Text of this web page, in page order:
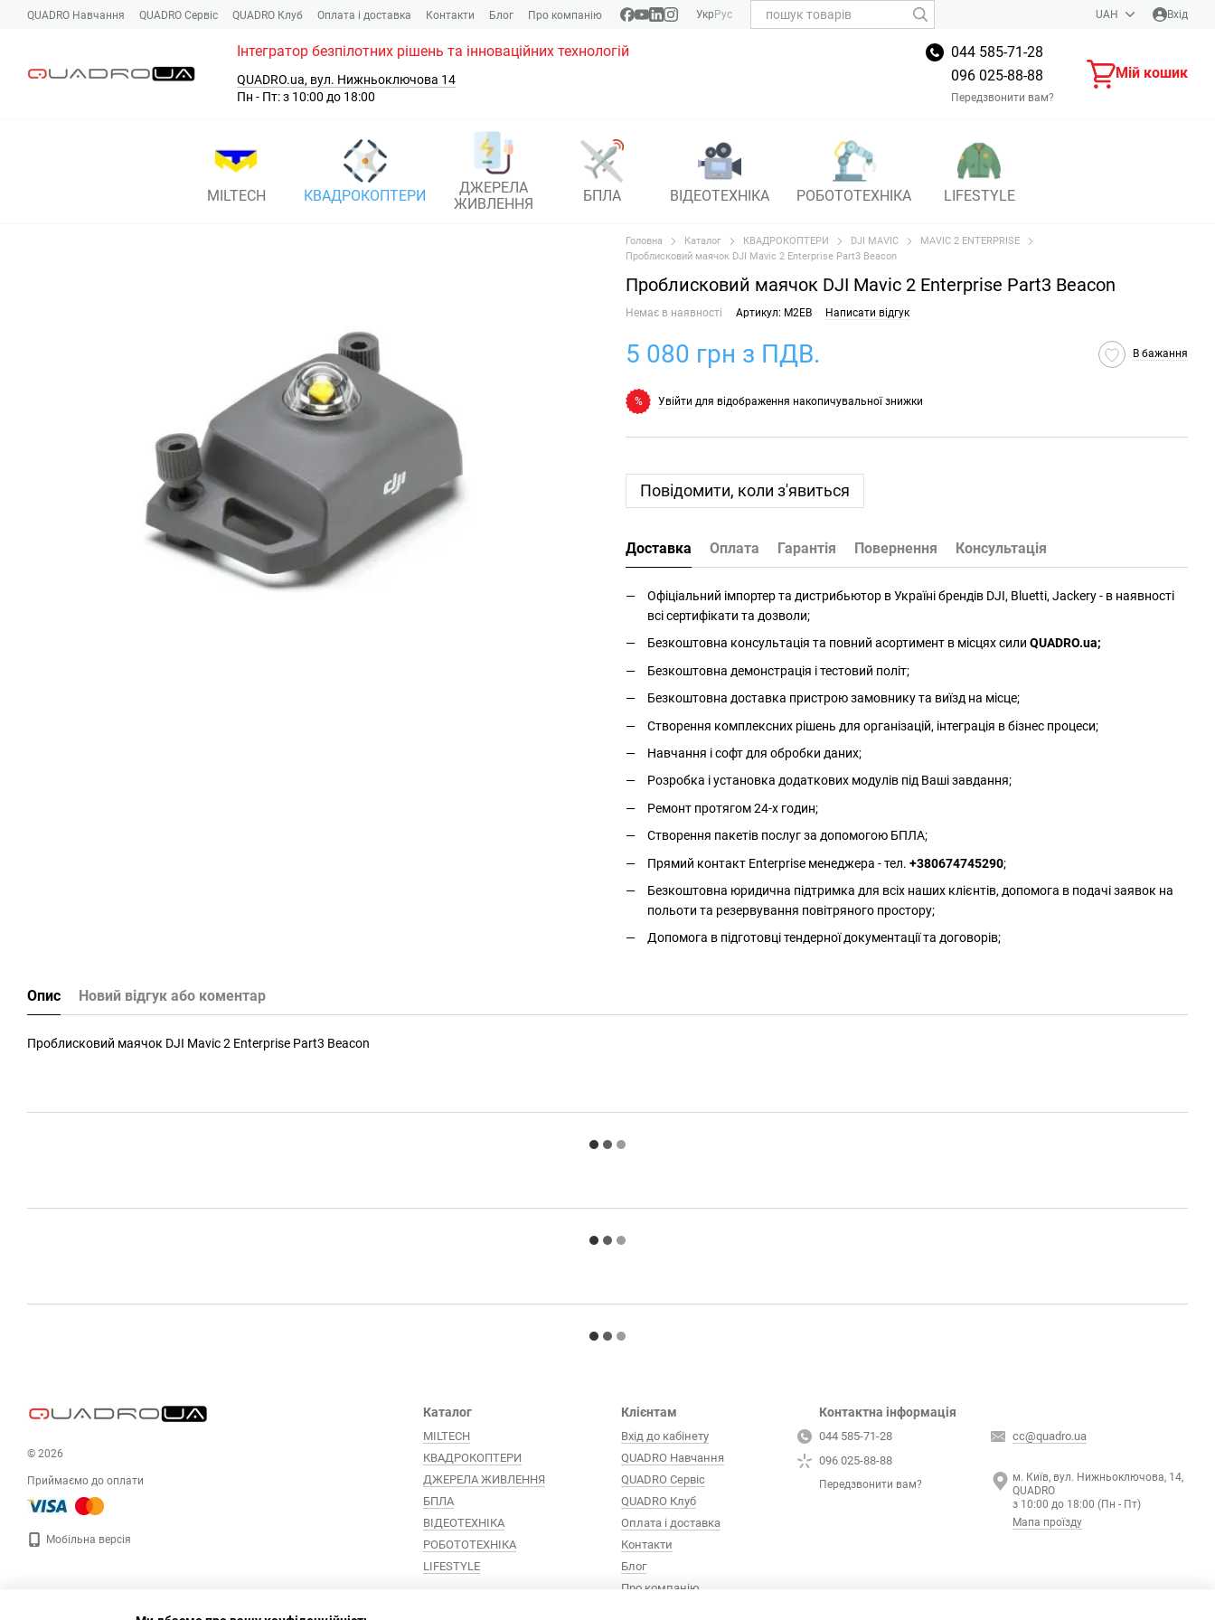
Перейти до основного контенту
QUADRO Навчання QUADRO Сервіc QUADRO Клуб Оплата і доставка Контакти Блог Про компанію Укр Рус UAH Вхід
Інтегратор безпілотних рішень та інноваційних технологій
QUADRO.ua, вул. Нижньоключова 14
Пн - Пт: з 10:00 до 18:00
044 585-71-28
096 025-88-88
Передзвонити вам?
Мій кошик
MILTECH КВАДРОКОПТЕРИ
ДЖЕРЕЛА
ЖИВЛЕННЯ
БПЛА ВІДЕОТЕХНІКА РОБОТОТЕХНІКА LIFESTYLE
Головна Каталог КВАДРОКОПТЕРИ DJI MAVIC
MAVIC 2 ENTERPRISE
Проблисковий маячок DJI Mavic 2 Enterprise Part3 Beacon
Проблисковий маячок DJI Mavic 2 Enterprise Part3 Beacon
Немає в наявності Артикул: M2EB Написати відгук
5 080 грн з ПДВ. В бажання
% Увійти для відображення накопичувальної знижки
Повідомити, коли з'явиться
Доставка Оплата Гарантія Повернення Консультація
Офіціальний імпортер та дистрибьютор в Україні брендів DJI, Bluetti, Jackery - в наявності
всі сертифікати та дозволи;
Безкоштовна консультація та повний асортимент в місцях сили QUADRO.ua;
Безкоштовна демонстрація і тестовий політ;
Безкоштовна доставка пристрою замовнику та виїзд на місце;
Створення комплексних рішень для організацій, інтеграція в бізнес процеси;
Навчання і софт для обробки даних;
Розробка і установка додаткових модулів під Ваші завдання;
Ремонт протягом 24-х годин;
Створення пакетів послуг за допомогою БПЛА;
Прямий контакт Enterprise менеджера - тел. +380674745290;
Безкоштовна юридична підтримка для всіх наших клієнтів, допомога в подачі заявок на
польоти та резервування повітряного простору;
Допомога в підготовці тендерної документації та договорів;
Опис Новий відгук або коментар
Проблисковий маячок DJI Mavic 2 Enterprise Part3 Beacon
© 2026
Приймаємо до оплати
Мобільна версія
Каталог
MILTECH
КВАДРОКОПТЕРИ
ДЖЕРЕЛА ЖИВЛЕННЯ
БПЛА
ВІДЕОТЕХНІКА
РОБОТОТЕХНІКА
LIFESTYLE
Клієнтам
Вхід до кабінету
QUADRO Навчання
QUADRO Сервіc
QUADRO Клуб
Оплата і доставка
Контакти
Блог
Про компанію
Контактна інформація
044 585-71-28
096 025-88-88
Передзвонити вам?
cc@quadro.ua
м. Київ, вул. Нижньоключова, 14,
QUADRO
з 10:00 до 18:00 (Пн - Пт)
Мапа проїзду